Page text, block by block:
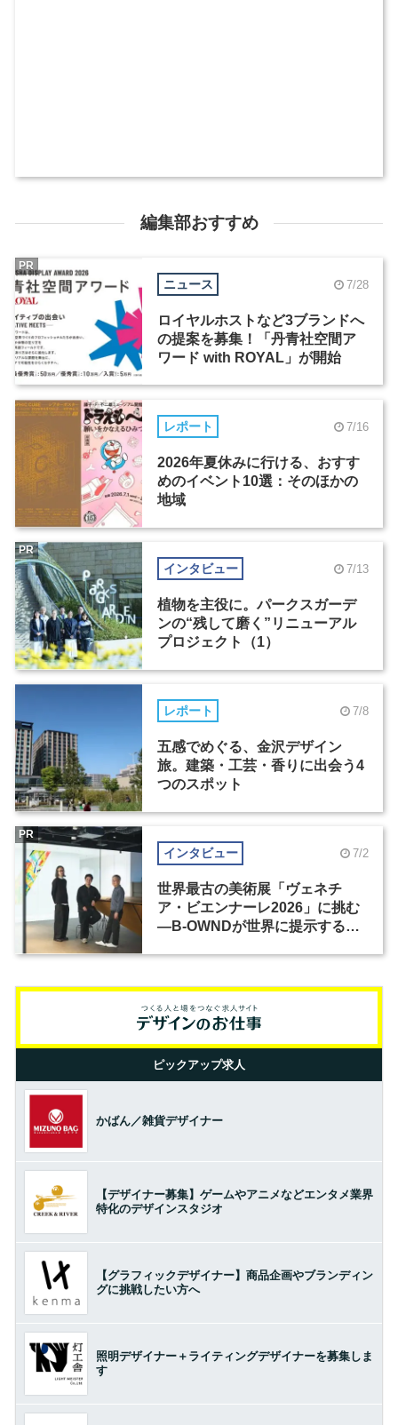
編集部おすすめ
ニュース 7/28
ロイヤルホストなど3ブランドへ
の提案を募集！「丹青社空間ア
ワード with ROYAL」が開始
PR
レポート 7/16
2026年夏休みに行ける、おすす
めのイベント10選：そのほかの
地域
インタビュー 7/13
植物を主役に。パークスガーデ
ンの“残して磨く”リニューアル
プロジェクト（1）
PR
レポート 7/8
五感でめぐる、金沢デザイン
旅。建築・工芸・香りに出会う4
つのスポット
インタビュー 7/2
世界最古の美術展「ヴェネチ
ア・ビエンナーレ2026」に挑む
―B-OWNDが世界に提示する美
PR
ピックアップ求人
かばん／雑貨デザイナー
【デザイナー募集】ゲームやアニメなどエンタメ業界
特化のデザインスタジオ
【グラフィックデザイナー】商品企画やブランディン
グに挑戦したい方へ
照明デザイナー＋ライティングデザイナーを募集しま
す